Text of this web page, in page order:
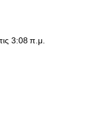
3:08 π.μ.